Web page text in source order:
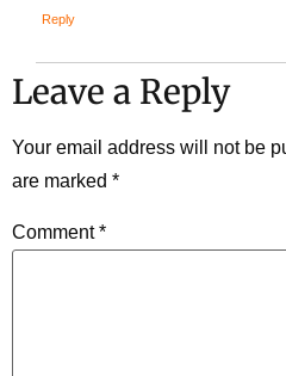
Reply
Leave a Reply
Your email address will not be
are marked *
Comment*